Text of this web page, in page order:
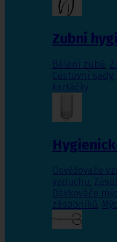
Zubní
Bělení zubů,
Cestovní sady,
kartáčky
Osvěžovače
vzduchu,
Dávkováče
zásobníků,